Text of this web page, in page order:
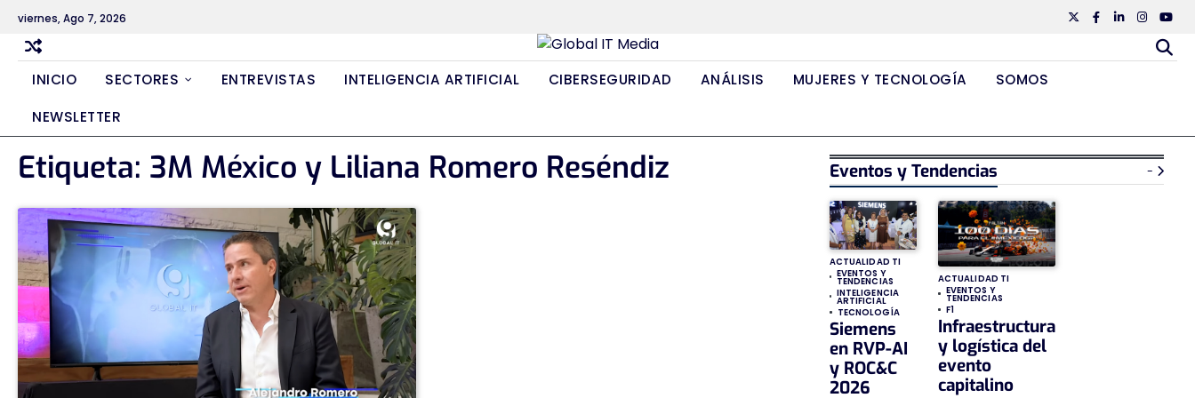
Skip
content
viernes, Ago 7, 2026 TwiiterFacebook
Linkedin
INICIO SECTORES ENTREVISTAS INTELIGENCIA ARTIFICIAL CIBERSEGURIDAD ANÁLISIS MUJERES Y TECNOLOGÍA
SOMOS
NEWSLETTER
Etiqueta: 3M México y Liliana Romero Reséndiz Eventos y Tendencias -
ACTUALIDAD TI
EVENTOS Y
TENDENCIAS
INTELIGENCIA
ARTIFICIAL
TECNOLOGÍA
Siemens
en RVP-AI
y ROC&C
2026
ACTUALIDAD TI
EVENTOS Y
TENDENCIAS
F1
Infraestructura
y logística del
evento
capitalino